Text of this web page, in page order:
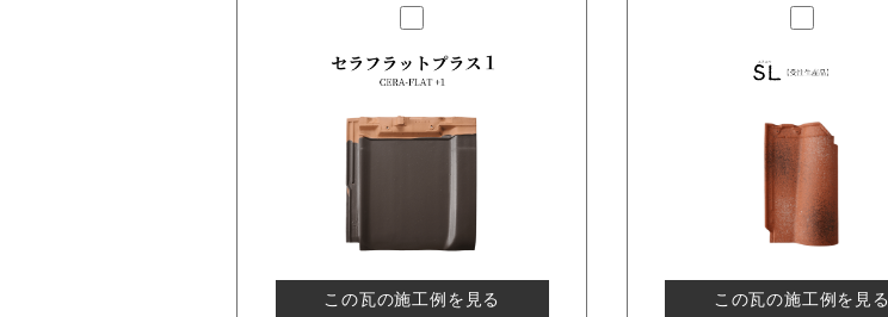
この瓦の施工例を見る この瓦の施工例を見る